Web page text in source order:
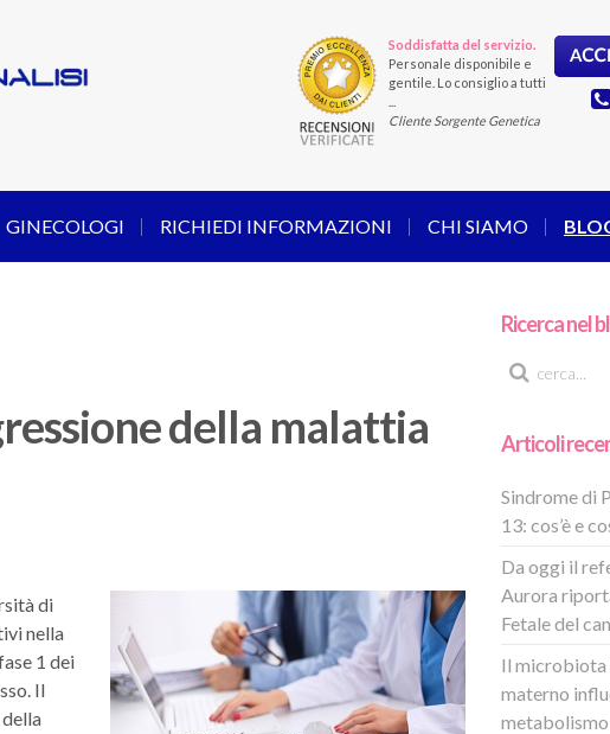
Soddisfatta del servizio.
Personale disponibile e
gentile. Lo consiglio a tutti
Cliente Sorgente Genetica
GINECOLOGI RICHIEDI INFORMAZIONI CHI SIAMO
della malattia
di
nella
1 dei
Il
Ricerca nel
Articoli
Sindrome di
13: cos’è e
Da oggi il
Aurora
Fetale del
Il microbiota
materno